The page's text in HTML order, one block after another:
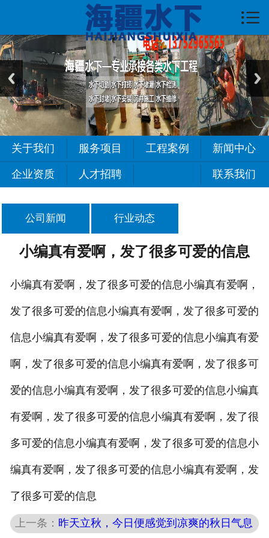
首页
关于我们
服务项目
新闻中心
工程案例
常见问题

关于我们 服务项目 工程案例 新闻中心
企业资质 人才招聘 联系我们
公司新闻 行业动态
小编真有爱啊，发了很多可爱的信息
小编真有爱啊，发了很多可爱的信息小编真有爱啊，
发了很多可爱的信息小编真有爱啊，发了很多可爱的
信息小编真有爱啊，发了很多可爱的信息小编真有爱
啊，发了很多可爱的信息小编真有爱啊，发了很多可
爱的信息小编真有爱啊，发了很多可爱的信息小编真
有爱啊，发了很多可爱的信息小编真有爱啊，发了很
多可爱的信息小编真有爱啊，发了很多可爱的信息小
编真有爱啊，发了很多可爱的信息小编真有爱啊，发
了很多可爱的信息
上一条： 昨天立秋，今日便感觉到凉爽的秋日气息